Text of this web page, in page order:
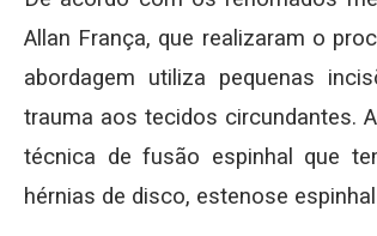
Allan França, que realizaram o
abordagem utiliza pequenas
trauma aos tecidos circundantes.
técnica de fusão espinhal que
hérnias de disco, estenose